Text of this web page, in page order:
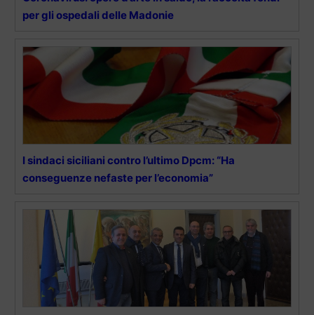
per gli ospedali delle Madonie
I sindaci siciliani contro l’ultimo Dpcm: “Ha
conseguenze nefaste per l’economia”